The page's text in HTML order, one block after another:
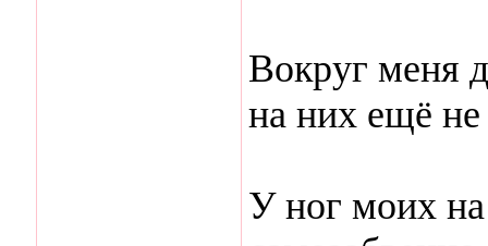
Вокруг меня
на них ещё
У ног моих на